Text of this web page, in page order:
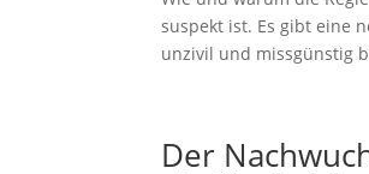
suspekt ist. Es gibt eine
unzivil und missgünstig
Der